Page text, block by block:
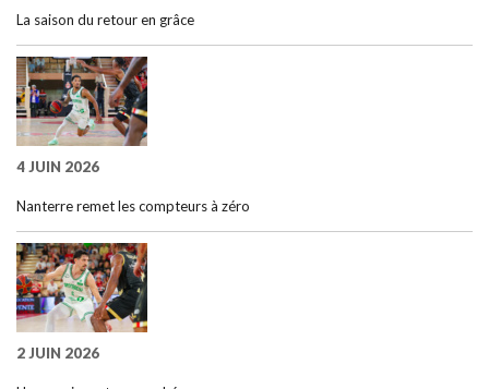
La saison du retour en grâce
4 JUIN 2026
Nanterre remet les compteurs à zéro
2 JUIN 2026